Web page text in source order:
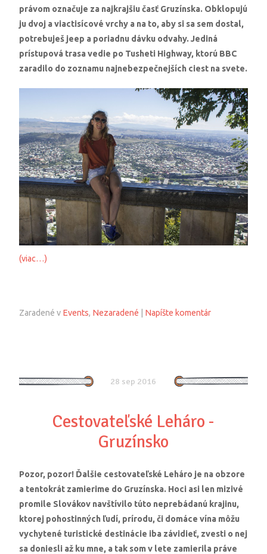
právom označuje za najkrajšiu časť Gruzínska. Obklopujú
ju dvoj a viactisícové vrchy a na to, aby si sa sem dostal,
potrebuješ jeep a poriadnu dávku odvahy. Jediná
prístupová trasa vedie po Tusheti Highway, ktorú BBC
zaradilo do zoznamu najnebezpečnejších ciest na svete.
(viac…)
Zaradené v Events, Nezaradené Napíšte komentár
28 sep 2016
Cestovateľské Leháro -
Gruzínsko
Pozor, pozor! Ďalšie cestovateľské Leháro je na obzore
a tentokrát zamierime do Gruzínska. Hoci asi len mizivé
promile Slovákov navštívilo túto neprebádanú krajinu,
ktorej pohostinných ľudí, prírodu, či domáce vína môžu
vychytené turistické destinácie iba závidieť, zvesti o nej
sa doniesli až ku mne, a tak som v lete zamierila práve